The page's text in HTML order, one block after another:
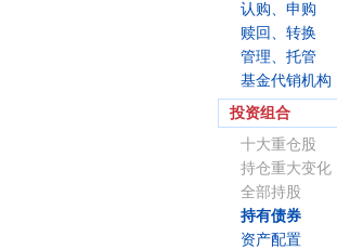
认购、申购
赎回、转换
管理、托管
基金代销机构
投资组合
十大重仓股
持仓重大变化
全部持股
持有债券
资产配置